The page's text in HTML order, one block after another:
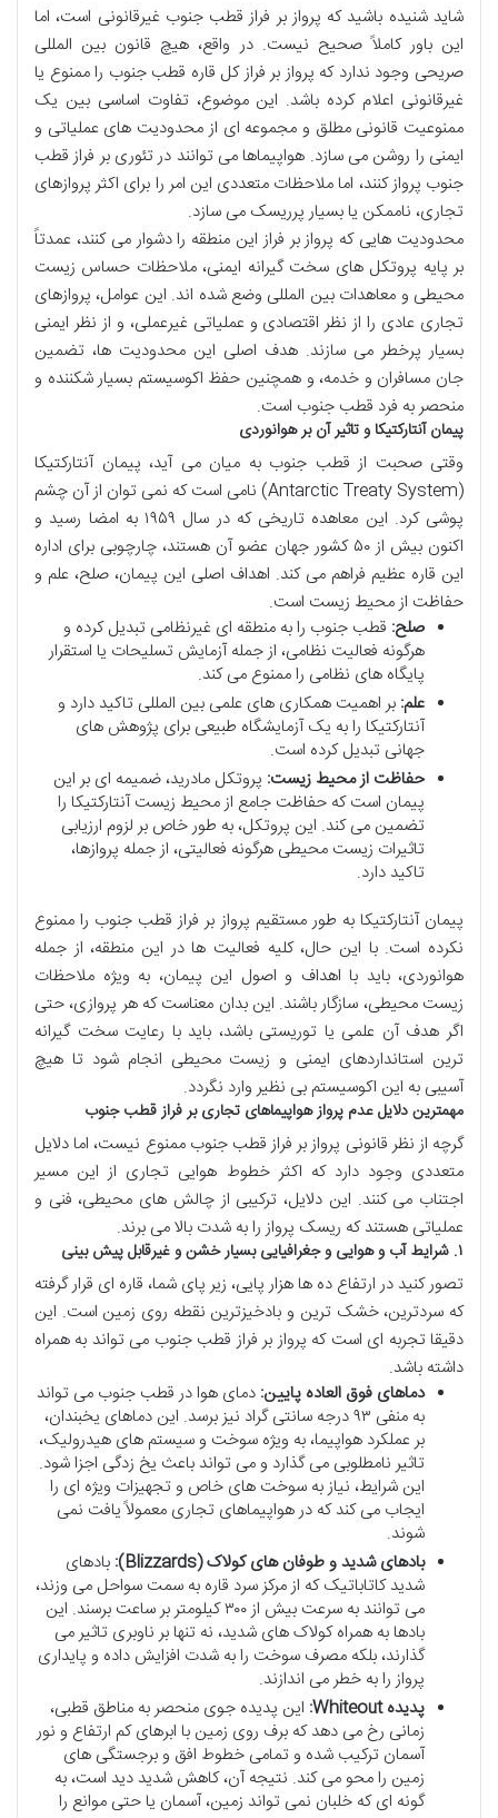
شاید شنیده باشید که پرواز بر فراز قطب جنوب غیرقانونی است، اما
این باور کاملاً صحیح نیست. در واقع، هیچ قانون بین المللی
صریحی وجود ندارد که پرواز بر فراز کل قاره قطب جنوب را ممنوع یا
غیرقانونی اعلام کرده باشد. این موضوع، تفاوت اساسی بین یک
ممنوعیت قانونی مطلق و مجموعه ای از محدودیت های عملیاتی و
ایمنی را روشن می سازد. هواپیماها می توانند در تئوری بر فراز قطب
جنوب پرواز کنند، اما ملاحظات متعددی این امر را برای اکثر پروازهای
تجاری، ناممکن یا بسیار پرریسک می سازد.
محدودیت هایی که پرواز بر فراز این منطقه را دشوار می کنند، عمدتاً
بر پایه پروتکل های سخت گیرانه ایمنی، ملاحظات حساس زیست
محیطی و معاهدات بین المللی وضع شده اند. این عوامل، پروازهای
تجاری عادی را از نظر اقتصادی و عملیاتی غیرعملی، و از نظر ایمنی
بسیار پرخطر می سازند. هدف اصلی این محدودیت ها، تضمین
جان مسافران و خدمه، و همچنین حفظ اکوسیستم بسیار شکننده و
منحصر به فرد قطب جنوب است.
پیمان آنتارکتیکا و تاثیر آن بر هوانوردی
وقتی صحبت از قطب جنوب به میان می آید، پیمان آنتارکتیکا
(Antarctic Treaty System) نامی است که نمی توان از آن چشم
پوشی کرد. این معاهده تاریخی که در سال ۱۹۵۹ به امضا رسید و
اکنون بیش از ۵۰ کشور جهان عضو آن هستند، چارچوبی برای اداره
این قاره عظیم فراهم می کند. اهداف اصلی این پیمان، صلح، علم و
حفاظت از محیط زیست است.
صلح: قطب جنوب را به منطقه ای غیرنظامی تبدیل کرده و
هرگونه فعالیت نظامی، از جمله آزمایش تسلیحات یا استقرار
پایگاه های نظامی را ممنوع می کند.
علم: بر اهمیت همکاری های علمی بین المللی تاکید دارد و
آنتارکتیکا را به یک آزمایشگاه طبیعی برای پژوهش های
جهانی تبدیل کرده است.
حفاظت از محیط زیست: پروتکل مادرید، ضمیمه ای بر این
پیمان است که حفاظت جامع از محیط زیست آنتارکتیکا را
تضمین می کند. این پروتکل، به طور خاص بر لزوم ارزیابی
تاثیرات زیست محیطی هرگونه فعالیتی، از جمله پروازها،
تاکید دارد.
پیمان آنتارکتیکا به طور مستقیم پرواز بر فراز قطب جنوب را ممنوع
نکرده است. با این حال، کلیه فعالیت ها در این منطقه، از جمله
هوانوردی، باید با اهداف و اصول این پیمان، به ویژه ملاحظات
زیست محیطی، سازگار باشند. این بدان معناست که هر پروازی، حتی
اگر هدف آن علمی یا توریستی باشد، باید با رعایت سخت گیرانه
ترین استانداردهای ایمنی و زیست محیطی انجام شود تا هیچ
آسیبی به این اکوسیستم بی نظیر وارد نگردد.
مهمترین دلایل عدم پرواز هواپیماهای تجاری بر فراز قطب جنوب
گرچه از نظر قانونی پرواز بر فراز قطب جنوب ممنوع نیست، اما دلایل
متعددی وجود دارد که اکثر خطوط هوایی تجاری از این مسیر
اجتناب می کنند. این دلایل، ترکیبی از چالش های محیطی، فنی و
عملیاتی هستند که ریسک پرواز را به شدت بالا می برند.
۱. شرایط آب و هوایی و جغرافیایی بسیار خشن و غیرقابل پیش بینی
تصور کنید در ارتفاع ده ها هزار پایی، زیر پای شما، قاره ای قرار گرفته
که سردترین، خشک ترین و بادخیزترین نقطه روی زمین است. این
دقیقا تجربه ای است که پرواز بر فراز قطب جنوب می تواند به همراه
داشته باشد.
دماهای فوق العاده پایین: دمای هوا در قطب جنوب می تواند
به منفی ۹۳ درجه سانتی گراد نیز برسد. این دماهای یخبندان،
بر عملکرد هواپیما، به ویژه سوخت و سیستم های هیدرولیک،
تاثیر نامطلوبی می گذارد و می تواند باعث یخ زدگی اجزا شود.
این شرایط، نیاز به سوخت های خاص و تجهیزات ویژه ای را
ایجاب می کند که در هواپیماهای تجاری معمولاً یافت نمی
شوند.
بادهای شدید و طوفان های کولاک (Blizzards):
بادهای
شدید کاتاباتیک که از مرکز سرد قاره به سمت سواحل می وزند،
می توانند به سرعت بیش از ۳۰۰ کیلومتر بر ساعت برسند. این
بادها به همراه کولاک های شدید، نه تنها بر ناوبری تاثیر می
گذارند، بلکه مصرف سوخت را به شدت افزایش داده و پایداری
پرواز را به خطر می اندازند.
پدیده Whiteout:
این پدیده جوی منحصر به مناطق قطبی،
زمانی رخ می دهد که برف روی زمین با ابرهای کم ارتفاع و نور
آسمان ترکیب شده و تمامی خطوط افق و برجستگی های
زمین را محو می کند. نتیجه آن، کاهش شدید دید است، به
گونه ای که خلبان نمی تواند زمین، آسمان یا حتی موانع را